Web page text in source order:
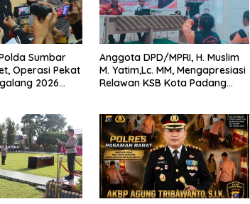
Sumbar
Operasi Pekat
2026
Anggota DPD/MPRI, H. Muslim
M. Yatim,Lc. MM, Mengapresiasi
Relawan KSB Kota Padang